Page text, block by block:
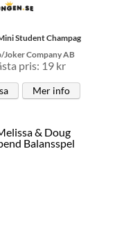
Student Champag
Joker Company AB
pris: 19 kr
Mer info